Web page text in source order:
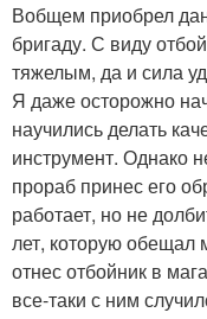
Вобщем приобрел
бригаду. С виду
тяжелым, да и сила
Я даже осторожно
научились делать
инструмент. Однако
прораб принес его
работает, но не
лет, которую обещал
отнес отбойник в
все-таки с ним